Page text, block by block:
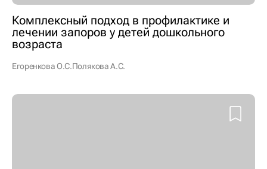
Комплексный подход в профилактике и
лечении запоров у детей дошкольного
возраста
Егоренкова О.С.Полякова А.С.